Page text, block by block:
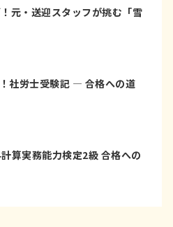
元・送迎スタッフが挑む「雪
社労士受験記 ― 合格への道
算実務能力検定2級 合格への